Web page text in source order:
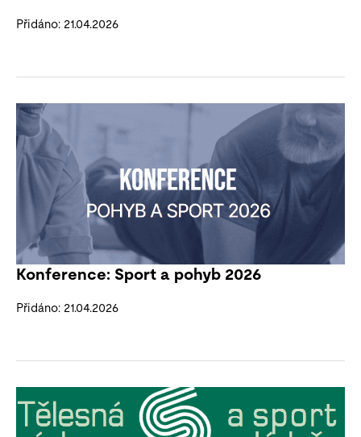
Přidáno: 21.04.2026
Konference: Sport a pohyb 2026
Přidáno: 21.04.2026